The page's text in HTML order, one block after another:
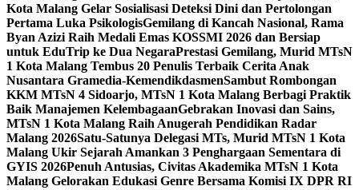
Kota Malang Gelar Sosialisasi Deteksi Dini dan Pertolongan
Pertama Luka PsikologisGemilang di Kancah Nasional, Rama
Byan Azizi Raih Medali Emas KOSSMI 2026 dan Bersiap
untuk EduTrip ke Dua NegaraPrestasi Gemilang, Murid MTsN
1 Kota Malang Tembus 20 Penulis Terbaik Cerita Anak
Nusantara Gramedia-KemendikdasmenSambut Rombongan
KKM MTsN 4 Sidoarjo, MTsN 1 Kota Malang Berbagi Praktik
Baik Manajemen KelembagaanGebrakan Inovasi dan Sains,
MTsN 1 Kota Malang Raih Anugerah Pendidikan Radar
Malang 2026Satu-Satunya Delegasi MTs, Murid MTsN 1 Kota
Malang Ukir Sejarah Amankan 3 Penghargaan Sementara di
GYIS 2026Penuh Antusias, Civitas Akademika MTsN 1 Kota
Malang Gelorakan Edukasi Genre Bersama Komisi IX DPR RI